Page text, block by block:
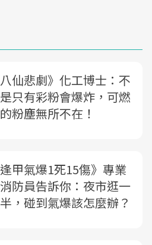
八仙悲劇》化工博士：不
是只有彩粉會爆炸，可燃
的粉塵無所不在！
逢甲氣爆1死15傷》專業
消防員告訴你：夜市逛一
半，碰到氣爆該怎麼辦？